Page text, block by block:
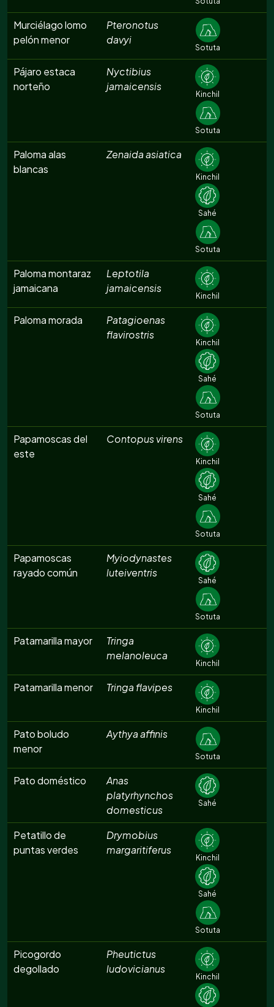
Murciélago lomo
pelón menor
Pteronotus
davyi
Sotuta
Pájaro estaca
norteño
Nyctibius
jamaicensis
Kinchil
Sotuta
Paloma alas
blancas
Zenaida asiatica
Kinchil
Sahé
Sotuta
Paloma montaraz
jamaicana
Leptotila
jamaicensis
Kinchil
Paloma morada
Patagioenas
flavirostris
Kinchil
Sahé
Sotuta
Papamoscas del
este
Contopus virens
Kinchil
Sahé
Sotuta
Papamoscas
rayado común
Myiodynastes
luteiventris
Sahé
Sotuta
Patamarilla mayor
Tringa
melanoleuca
Kinchil
Patamarilla menor Tringa flavipes
Kinchil
Pato boludo
menor
Aythya affinis
Sotuta
Pato doméstico
Anas
platyrhynchos
domesticus
Sahé
Petatillo de
puntas verdes
Drymobius
margaritiferus
Kinchil
Sahé
Sotuta
Picogordo
degollado
Pheutictus
ludovicianus
Kinchil